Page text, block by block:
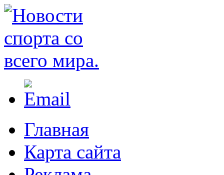
Главная
Карта сайта